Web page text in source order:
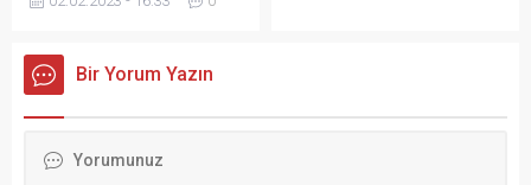
desteğiyle Kaldirik bitkisinin
etkisini araştıracak. Sağlık
Bilimleri Fakültesi Beslenme
yürütücülüğünü üstlendiği,
Bir Yorum Yazın